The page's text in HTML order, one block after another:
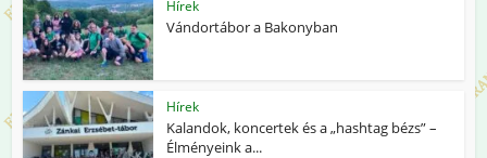
Hírek
Vándortábor a Bakonyban
Hírek
Kalandok, koncertek és a „hashtag bézs” –
Élményeink a...